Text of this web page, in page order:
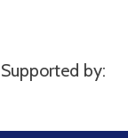
Supported by: